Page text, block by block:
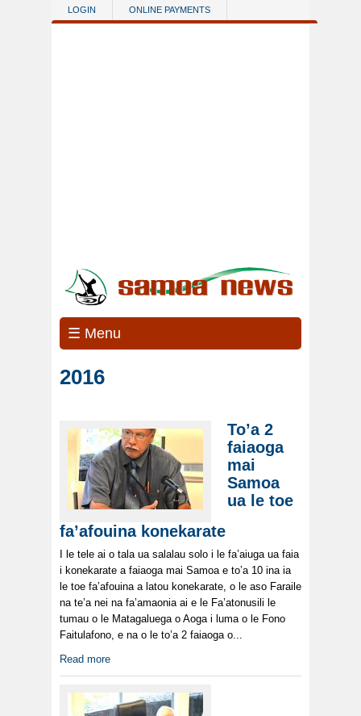
Skip to main content
LOGIN ONLINE PAYMENTS
☰ Menu
2016
To’a 2
faiaoga
mai
Samoa
ua le toe
fa’afouina konekarate
I le tele ai o tala ua salalau solo i le fa’aiuga ua faia
i konekarate a faiaoga mai Samoa e to’a 10 ina ia
le toe fa’afouina a latou konekarate, o le aso Faraile
na te’a nei na fa’amaonia ai e le Fa’atonusili le
tumau o le Matagaluega o Aoga i luma o le Fono
Faitulafono, e na o le to’a 2 faiaoga o...
Read more